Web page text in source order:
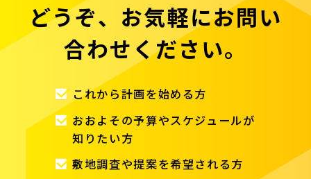
どうぞ、お気軽にお問い
合わせください。
これから計画を始める方
おおよその予算やスケジュールが
知りたい方
敷地調査や提案を希望される方